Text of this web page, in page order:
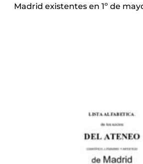
Madrid existentes en 1º de